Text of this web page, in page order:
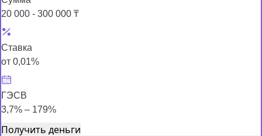
20 000 - 300 000 ₸
Ставка
от 0,01%
ГЭСВ
3,7% – 179%
Получить деньги